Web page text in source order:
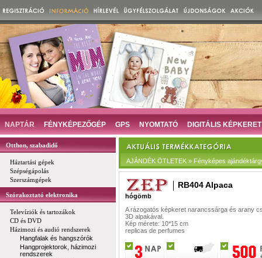
NAPTÁR FÉNYKÉPEZŐGÉP GPS NYOMTATÓ DIGITÁLIS KÉPKERET
Otthon, szabadidő
Háztartási gépek
Szépségápolás
Szerszámgépek
Szórakoztató elektronika
Televíziók és tartozákok
CD és DVD
Házimozi és audió rendszerek
Hangfalak és hangszórók
Hangprojektorok, házimozi
rendszerek
AJÁNDÉK ÖTLETEK » Fényképes
RB404 Alpaca
hógömb
A rázogatós képkeret narancssárga és arany
3D alpakával.
Kép mérete: 10*15 cm
replicas de perfumes​